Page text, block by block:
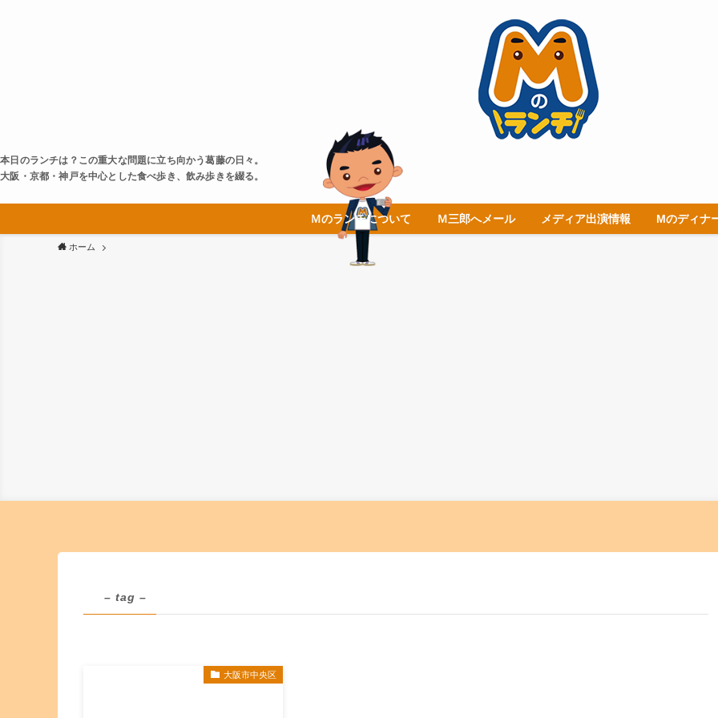
本日のランチは？この重大な問題に立ち向かう葛藤の日々。
大阪・京都・神戸を中心とした食べ歩き、飲み歩きを綴る。
Ｍのランチについて Ｍ三郎へメール メディア出演情報 Mのディナ
ホーム
– tag –
大阪市中央区